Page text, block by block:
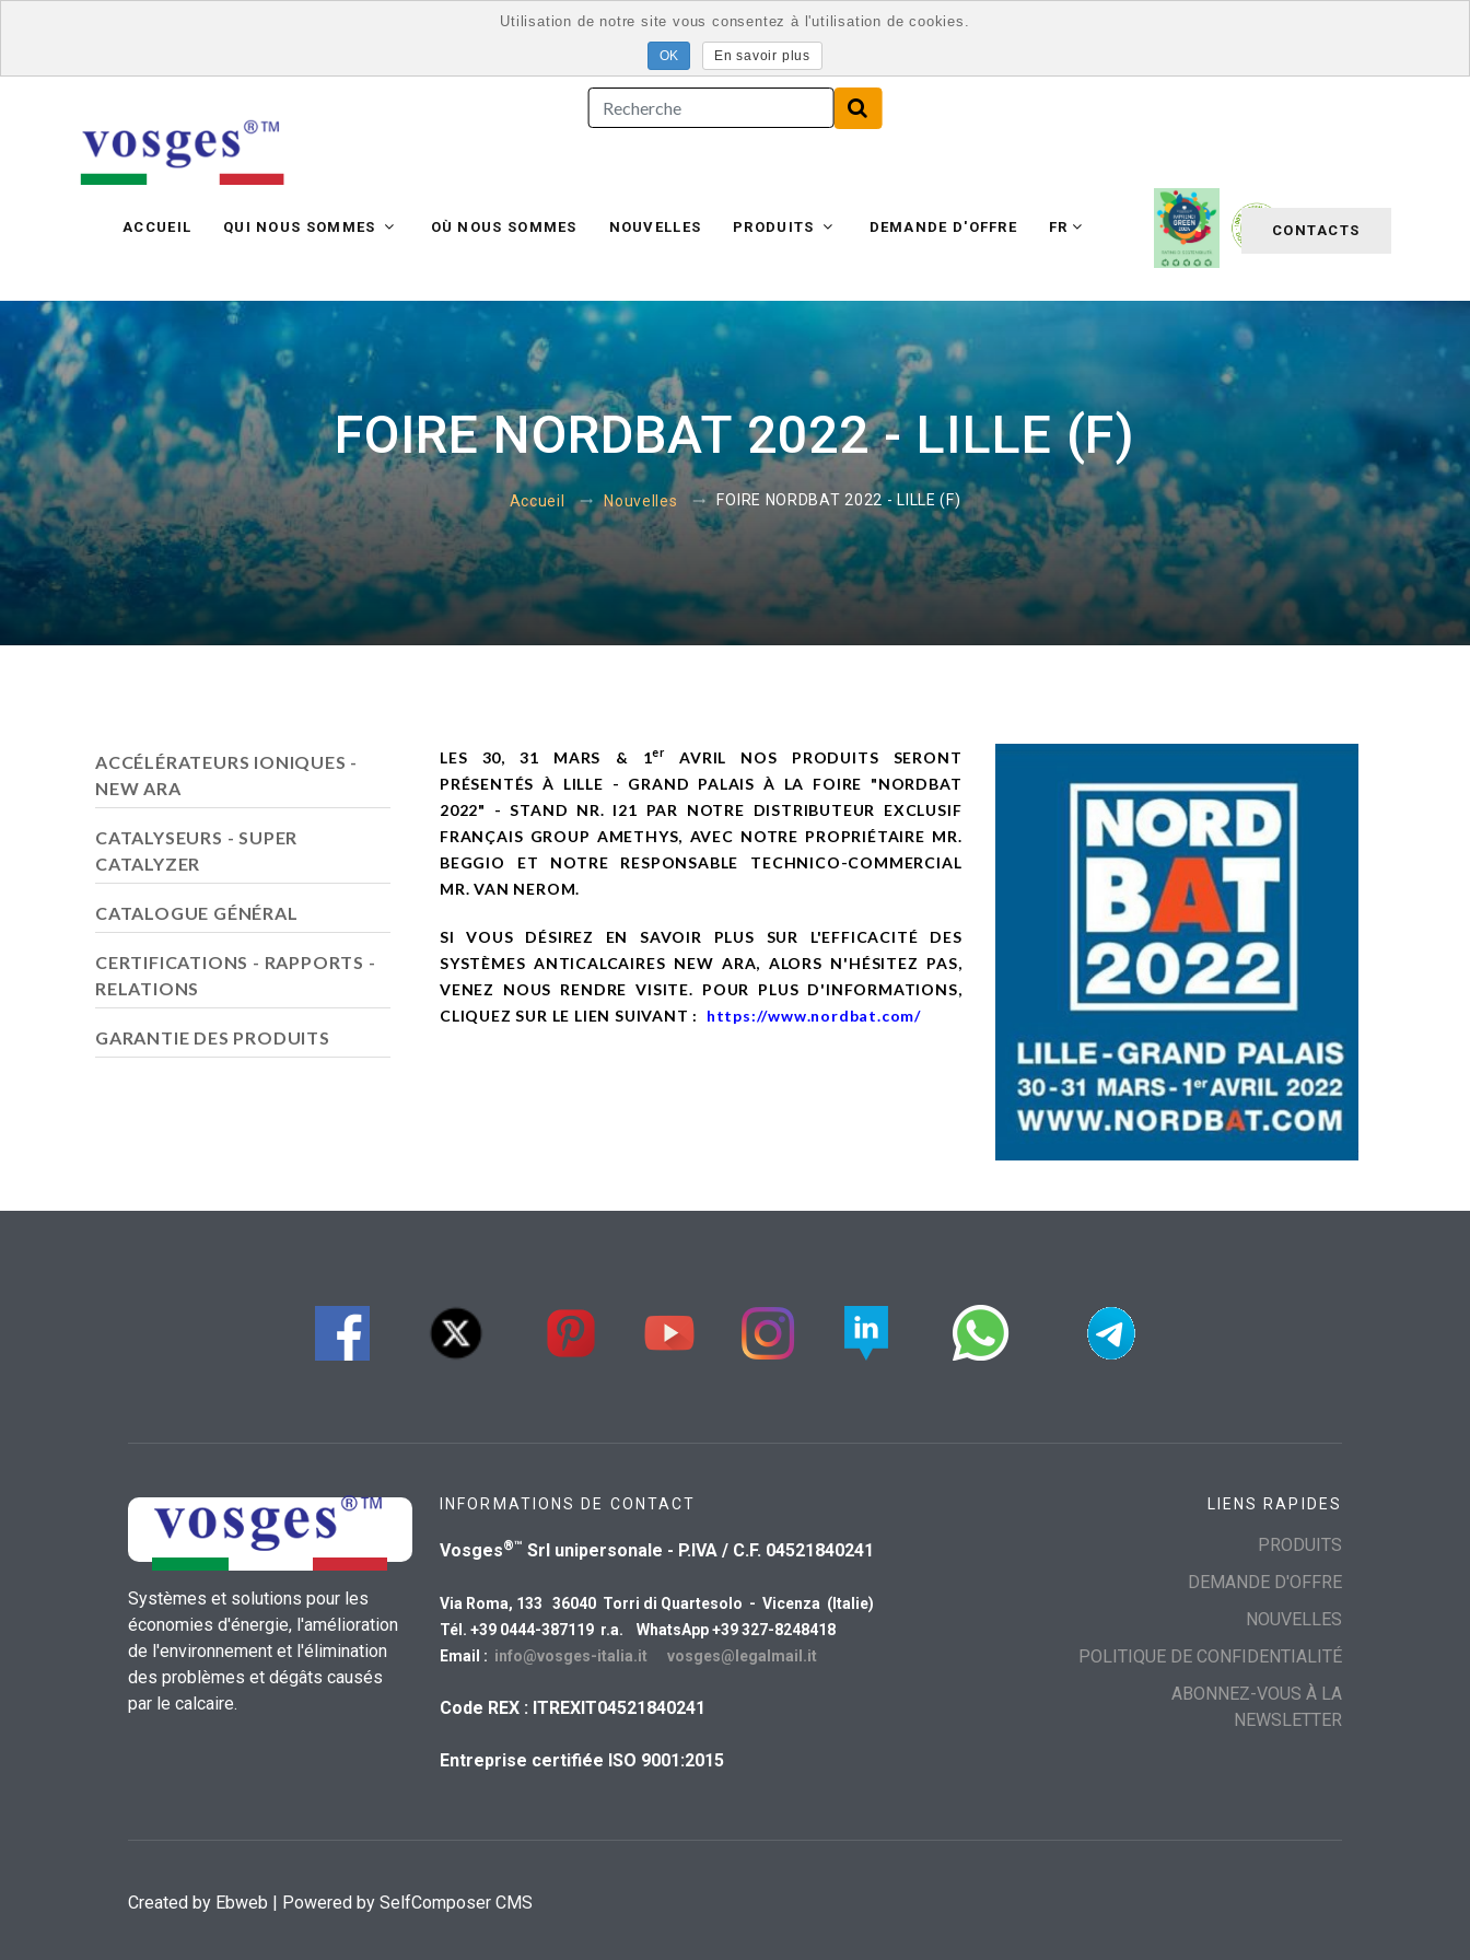
CONTACTS
ACCUEIL QUI NOUS SOMMES OÙ NOUS SOMMES NOUVELLES PRODUITS DEMANDE D'OFFRE FR
FOIRE NORDBAT 2022 - LILLE (F)
Accueil Nouvelles FOIRE NORDBAT 2022 - LILLE (F)
LES 30, 31 MARS & 1erAVRIL NOS PRODUITS SERONT
PRÉSENTÉSÀ LILLE - GRAND PALAIS À LA FOIRE "NORDBAT
2022" - STAND NR. I21 PAR NOTRE DISTRIBUTEUR EXCLUSIF
FRANÇAIS GROUP AMETHYS, AVEC NOTRE PROPRIÉTAIRE MR.
BEGGIO ET NOTRE RESPONSABLE TECHNICO-COMMERCIAL
MR. VAN NEROM.
SI VOUS DÉSIREZ EN SAVOIR PLUS SUR L'EFFICACITÉ DES
SYSTÈMES ANTICALCAIRES NEW ARA, ALORS N'HÉSITEZ PAS,
VENEZ NOUS RENDRE VISITE. POUR PLUS D'INFORMATIONS,
CLIQUEZ SUR LE LIEN SUIVANT :
https://www.nordbat.com/
ACCÉLÉRATEURS IONIQUES -
NEW ARA
CATALYSEURS - SUPER
CATALYZER
CATALOGUE GÉNÉRAL
CERTIFICATIONS - RAPPORTS -
RELATIONS
GARANTIE DES PRODUITS
Systèmes et solutions pour les
économies d'énergie, l'amélioration
de l'environnement et l'élimination
des problèmes et dégâts causés
par le calcaire.
INFORMATIONS DE CONTACT
Vosges®™ Srl unipersonale - P.IVA / C.F. 04521840241
Via Roma, 133 36040 Torri di Quartesolo - Vicenza (Italie)
Tél. +39 0444-387119 r.a. WhatsApp +39 327-8248418
Email : info@vosges-italia.it vosges@legalmail.it
Code REX : ITREXIT04521840241
Entreprise certifiée ISO 9001:2015
LIENS RAPIDES
PRODUITS
DEMANDE D'OFFRE
NOUVELLES
POLITIQUE DE CONFIDENTIALITÉ
ABONNEZ-VOUS À LA
NEWSLETTER
Created by Ebweb | Powered by SelfComposer CMS
Utilisation de notre site vous consentez à l'utilisation de cookies.
En savoir plus